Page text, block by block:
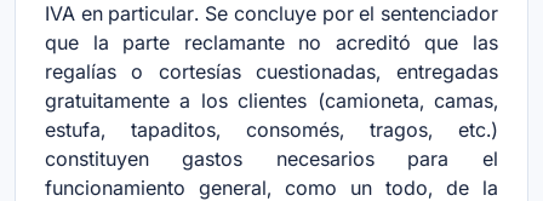
IVA en particular. Se concluye por el sentenciador
que la parte reclamante no acreditó que las
regalías o cortesías cuestionadas, entregadas
gratuitamente a los clientes (camioneta, camas,
estufa, tapaditos, consomés, tragos, etc.)
constituyen gastos necesarios para el
funcionamiento general, como un todo, de la